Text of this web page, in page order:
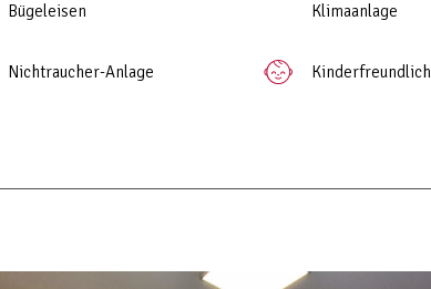
Bügeleisen Klimaanlage
Nichtraucher-Anlage Kinderfreundlich